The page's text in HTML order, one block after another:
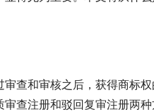
查和审核之后，获得商标
查注册和驳回复审注册两种